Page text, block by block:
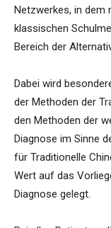
Netzwerkes, in dem
klassischen
Bereich der
Dabei wird
der Methoden der
den Methoden der
Diagnose im Sinne
für Traditionelle
Wert auf das
Diagnose gelegt.